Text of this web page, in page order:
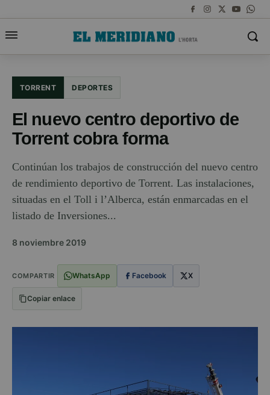
TORRENT DEPORTES
El nuevo centro deportivo de
Torrent cobra forma
Continúan los trabajos de construcción del nuevo centro
de rendimiento deportivo de Torrent. Las instalaciones,
situadas en el Toll i l’Alberca, están enmarcadas en el
listado de Inversiones...
8 noviembre 2019
COMPARTIR WhatsApp Facebook X
Copiar enlace